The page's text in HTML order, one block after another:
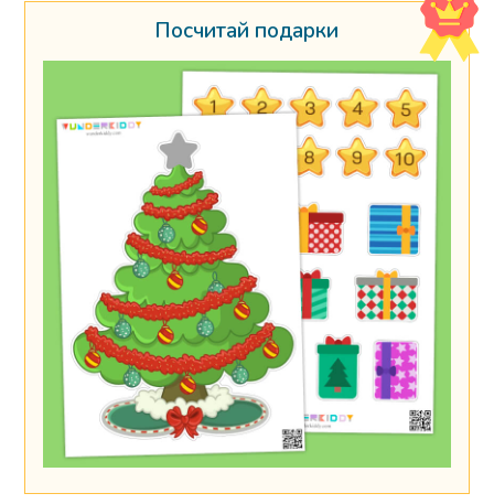
Посчитай подарки